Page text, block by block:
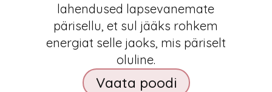
lahendused lapsevanemate
pärisellu, et sul jääks rohkem
energiat selle jaoks, mis päriselt
oluline.
Vaata poodi